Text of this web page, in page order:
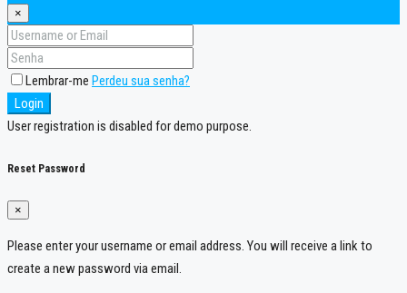
×
Lembrar-me Perdeu sua senha?
Login
User registration is disabled for demo purpose.
Reset Password
×
Please enter your username or email address. You will receive a link to
create a new password via email.